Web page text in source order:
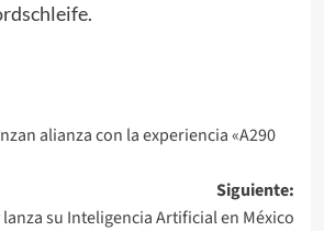
alianza con la experiencia «A290
Siguiente:
su Inteligencia Artificial en México